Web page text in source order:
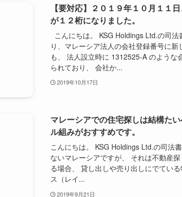
【要対応】２０１９年１０月１１
が１２桁になりました。
こんにちは。 KSG Holdings Ltd.の司
り、マレーシア法人の会社登録番号に
も、 法人設立時に 1312525-A のような
られており、 会社か...
2019年10月17日
マレーシアでの住宅探しは結構た
ル組みがおすすめです。
こんにちは。 KSG Holdings Ltd.の司法
ないマレーシアですが、 それは不動産
る場合、 貸し出しや売り出しにでてい
ス（レイ...
2019年9月21日